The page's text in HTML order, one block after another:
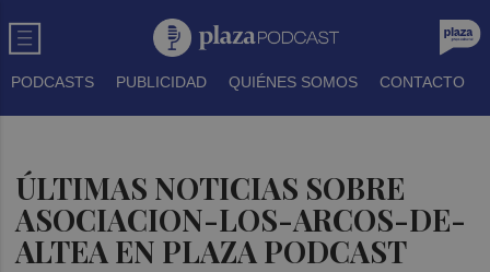
PODCASTS PUBLICIDAD QUIÉNES SOMOS CONTACTO
ÚLTIMAS NOTICIAS SOBRE
ASOCIACION-LOS-ARCOS-DE-
ALTEA EN PLAZA PODCAST